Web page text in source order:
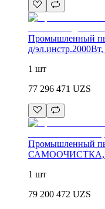
Промышленный
д/
1 шт
77 296 471 UZS
Промышленный
САМООЧИСТКА,
1 шт
79 200 472 UZS